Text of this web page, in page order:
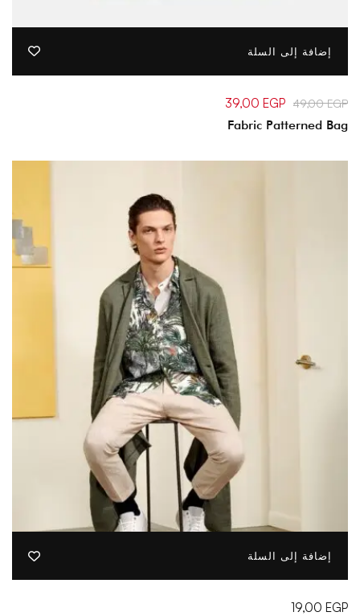
إضافة إلى السلة
49,00EGP
السعر
الأصلي
49,00 EGP.
39,00 EGP
39,00 EGP.
Fabric Patterned Bag
إضافة إلى السلة
19,00 EGP